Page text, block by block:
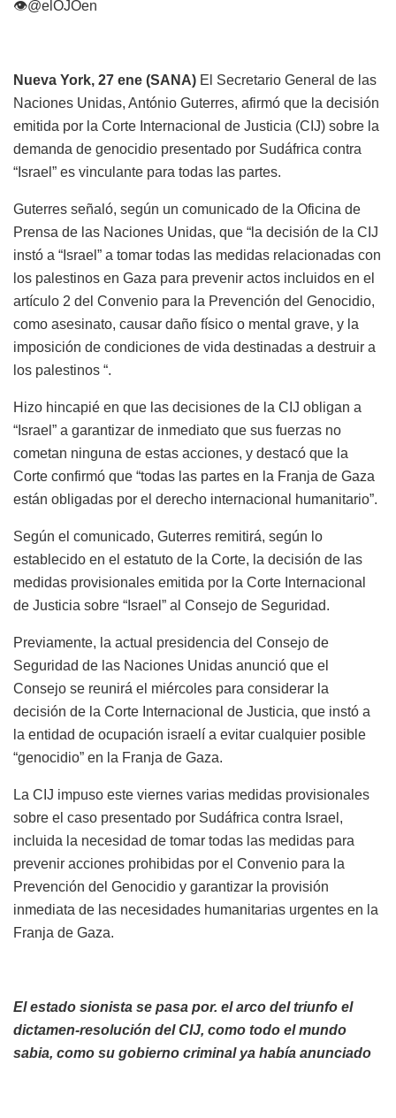
👁@elOJOen
Nueva York, 27 ene (SANA) El Secretario General de las
Naciones Unidas, António Guterres, afirmó que la decisión
emitida por la Corte Internacional de Justicia (CIJ) sobre la
demanda de genocidio presentado por Sudáfrica contra
“Israel” es vinculante para todas las partes.
Guterres señaló, según un comunicado de la Oficina de
Prensa de las Naciones Unidas, que “la decisión de la CIJ
instó a “Israel” a tomar todas las medidas relacionadas con
los palestinos en Gaza para prevenir actos incluidos en el
artículo 2 del Convenio para la Prevención del Genocidio,
como asesinato, causar daño físico o mental grave, y la
imposición de condiciones de vida destinadas a destruir a
los palestinos “.
Hizo hincapié en que las decisiones de la CIJ obligan a
“Israel” a garantizar de inmediato que sus fuerzas no
cometan ninguna de estas acciones, y destacó que la
Corte confirmó que “todas las partes en la Franja de Gaza
están obligadas por el derecho internacional humanitario”.
Según el comunicado, Guterres remitirá, según lo
establecido en el estatuto de la Corte, la decisión de las
medidas provisionales emitida por la Corte Internacional
de Justicia sobre “Israel” al Consejo de Seguridad.
Previamente, la actual presidencia del Consejo de
Seguridad de las Naciones Unidas anunció que el
Consejo se reunirá el miércoles para considerar la
decisión de la Corte Internacional de Justicia, que instó a
la entidad de ocupación israelí a evitar cualquier posible
“genocidio” en la Franja de Gaza.
La CIJ impuso este viernes varias medidas provisionales
sobre el caso presentado por Sudáfrica contra Israel,
incluida la necesidad de tomar todas las medidas para
prevenir acciones prohibidas por el Convenio para la
Prevención del Genocidio y garantizar la provisión
inmediata de las necesidades humanitarias urgentes en la
Franja de Gaza.
El estado sionista se pasa por. el arco del triunfo el
dictamen-resolución del CIJ, como todo el mundo
sabia, como su gobierno criminal ya había anunciado